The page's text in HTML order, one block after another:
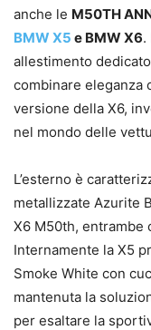
anche le M50TH
BMW X5 e BMW X6.
allestimento
combinare eleganza
versione della X6,
nel mondo delle
L’esterno è
metallizzate Azurite
X6 M50th,
Internamente la X5
Smoke White con
mantenuta la
per esaltare la